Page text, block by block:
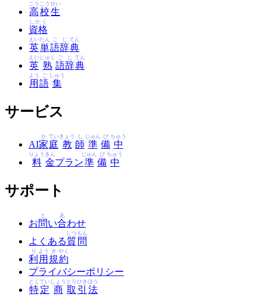
高
こう
校
こう
生
せい
資格
しかく
英
えい
単
たん
語
ご
辞
じ
典
てん
英
えい
熟
じゅく
語
ご
辞
じ
典
てん
用
よう
語
ご
集
しゅう
サービス
AI家
か
庭
てい
教
きょう
師
し
準
じゅん
備
び
中
ちゅう
料
りょう
金
きん
プラン準
じゅん
備
び
中
ちゅう
サポート
お問
と
い合
あ
わせ
よくある質
しつ
問
もん
利
り
用
よう
規
き
約
やく
プライバシーポリシー
特
とく
定
てい
商
しょう
取
とり
引
ひき
法
ほう